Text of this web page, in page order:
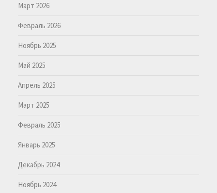
Март 2026
Февраль 2026
Ноябрь 2025
Май 2025
Апрель 2025
Март 2025
Февраль 2025
Январь 2025
Декабрь 2024
Ноябрь 2024